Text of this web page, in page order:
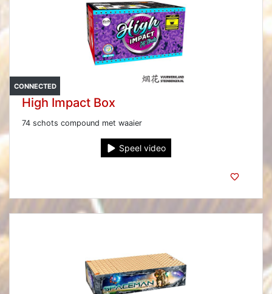
CONNECTED
High Impact Box
74 schots compound met waaier
Speel video